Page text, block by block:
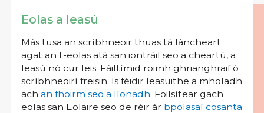
Eolas a leasú
Más tusa an scríbhneoir thuas tá láncheart
agat an t-eolas atá san iontráil seo a cheartú, a
leasú nó cur leis. Fáiltímid roimh ghrianghraif ó
scríbhneoirí freisin. Is féidir leasuithe a mholadh
ach an fhoirm seo a líonadh. Foilsítear gach
eolas san Eolaire seo de réir ár bpolasaí cosanta